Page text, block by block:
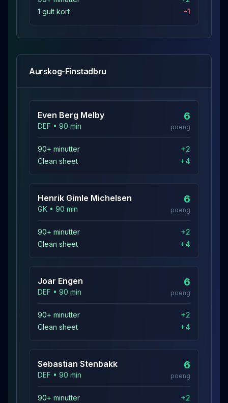
1 gult kort
-1
Aurskog-Finstadbru
Even Berg Melby
DEF • 90 min
6
poeng
90+ minutter +2
Clean sheet
+4
Henrik Gimle Michelsen
GK • 90 min
6
poeng
90+ minutter +2
Clean sheet
+4
Joar Engen
DEF • 90 min
6
poeng
90+ minutter +2
Clean sheet
+4
Sebastian Stenbakk
DEF • 90 min
6
poeng
90+ minutter +2